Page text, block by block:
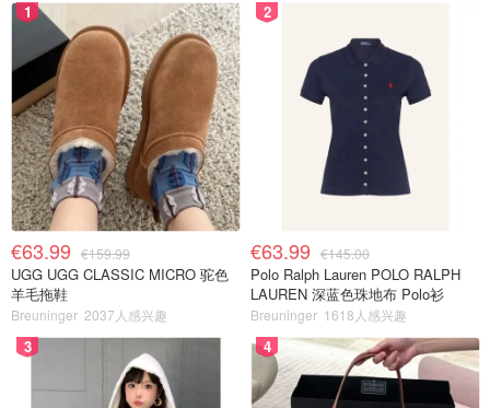
1
€63.99 €159.99
UGG UGG CLASSIC MICRO 驼色
羊毛拖鞋
Breuninger 2037人感兴趣
2
€63.99 €145.00
Polo Ralph Lauren POLO RALPH
LAUREN 深蓝色珠地布 Polo衫
Breuninger 1618人感兴趣
3 4